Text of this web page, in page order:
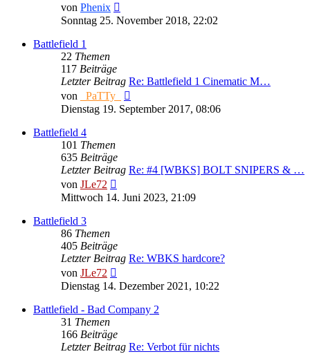
von Phenix
Beitrag
Sonntag 25. November 2018, 22:02
Battlefield 1
22 Themen
117 Beiträge
Letzter Beitrag Re: Battlefield 1 Cinematic M…
von
_PaTTy_
Beitrag
Dienstag 19. September 2017, 08:06
Battlefield 4
101 Themen
635 Beiträge
Letzter Beitrag Re: #4 [WBKS] BOLT SNIPERS & …
von JLe72
Beitrag
Mittwoch 14. Juni 2023, 21:09
Battlefield 3
86 Themen
405 Beiträge
Letzter Beitrag Re: WBKS hardcore?
von JLe72
Beitrag
Dienstag 14. Dezember 2021, 10:22
Battlefield - Bad Company 2
31 Themen
166 Beiträge
Letzter Beitrag Re: Verbot für nichts